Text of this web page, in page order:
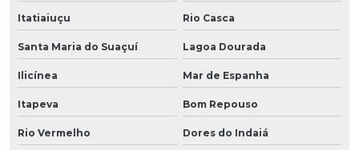
Itatiaiuçu Rio Casca
Santa Maria do Suaçuí Lagoa Dourada
Ilicínea Mar de Espanha
Itapeva Bom Repouso
Rio Vermelho Dores do Indaiá